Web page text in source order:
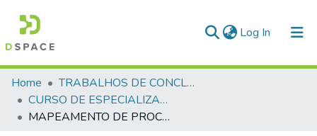
Log In (current)
Communities & Collections
All of DSpace
Home
TRABALHOS DE CONCLUSÃO DE CURSO - CEGESP (CURSO DE ESPECIALIZAÇÃO EM GERENCIAMENTO EM SEGURANÇA PÚBLICA)
CURSO DE ESPECIALIZAÇÃO EM GERENCIAMENTO EM SEGURANÇA PÚBLICA - CEGESP - 2025
MAPEAMENTO DE PROCESSOS PARA REALIZAÇÃO DE TRABALHOS CIENTÍFICOS EM PAPILOSCOPIA NA POLÍCIA CIVIL DE GOIÁS: Gestão da inovação e conformidade ética